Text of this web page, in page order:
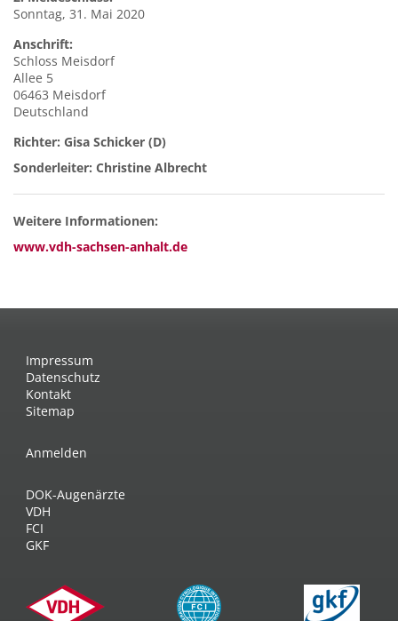
Sonntag, 31. Mai 2020
Anschrift:
Schloss Meisdorf
Allee 5
06463 Meisdorf
Deutschland
Richter: Gisa Schicker (D)
Sonderleiter: Christine Albrecht
Weitere Informationen:
www.vdh-sachsen-anhalt.de
Impressum
Datenschutz
Kontakt
Sitemap
Anmelden
DOK-Augenärzte
VDH
FCI
GKF